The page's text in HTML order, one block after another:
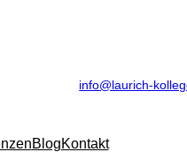
info@laurich-
BlogKontakt